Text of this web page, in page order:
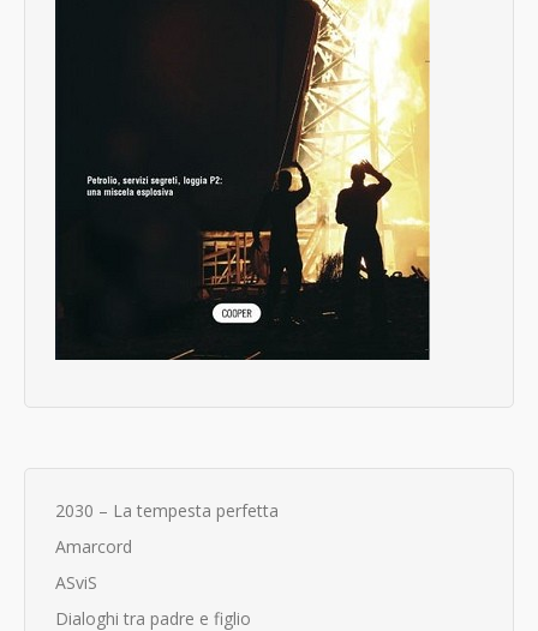
2030 – La tempesta perfetta
Amarcord
ASviS
Dialoghi tra padre e figlio